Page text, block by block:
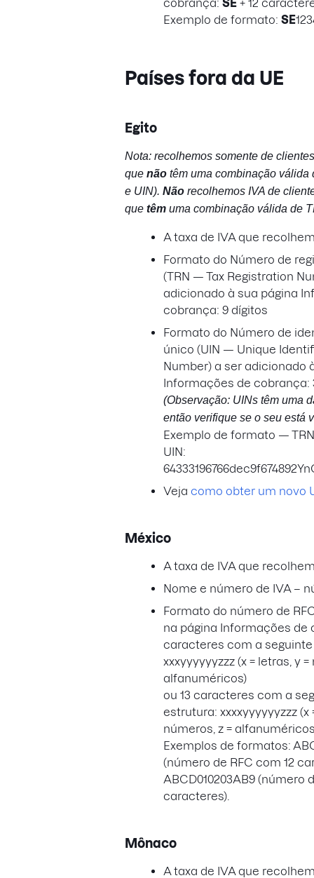
cobrança: SE + 12
Exemplo de formato: SE
Países fora da UE
Egito
Nota: recolhemos somente de
que não têm uma combinação válida
e UIN). Não recolhemos IVA de
que têm uma combinação válida de
A taxa de IVA que
Formato do Número de
(TRN — Tax Registration
adicionado à sua página
cobrança: 9 dígitos
Formato do Número de
único (UIN — Unique
Number) a ser adicionado
Informações de cobrança:
(Observação: UINs têm uma
então verifique se o seu está
Exemplo de formato —
UIN:
Veja como obter um novo
México
A taxa de IVA que
Nome e número de IVA –
Formato do número de
na página Informações de
caracteres com a
xxxyyyyyyzzz (x = letras, y =
alfanuméricos)
ou 13 caracteres com a
estrutura: xxxxyyyyyyzzz (x
números, z =
Exemplos de formatos:
(número de RFC com 12
ABCD010203AB9 (número
caracteres).
Mônaco
A taxa de IVA que